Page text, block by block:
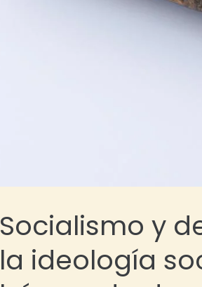
Socialismo y
la ideología